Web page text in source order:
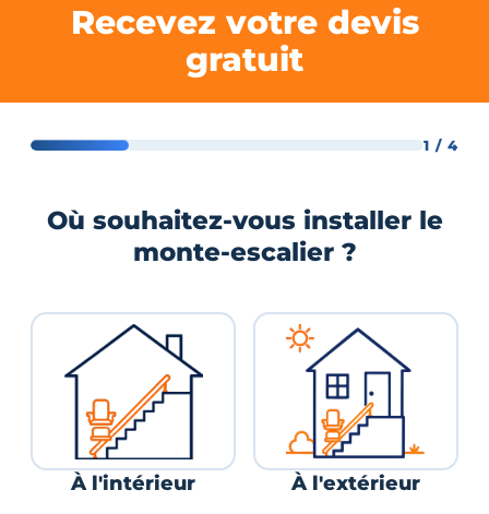
Recevez votre devis
gratuit
1 / 4
Où souhaitez-vous installer le
monte-escalier ?
À l'intérieur À l'extérieur